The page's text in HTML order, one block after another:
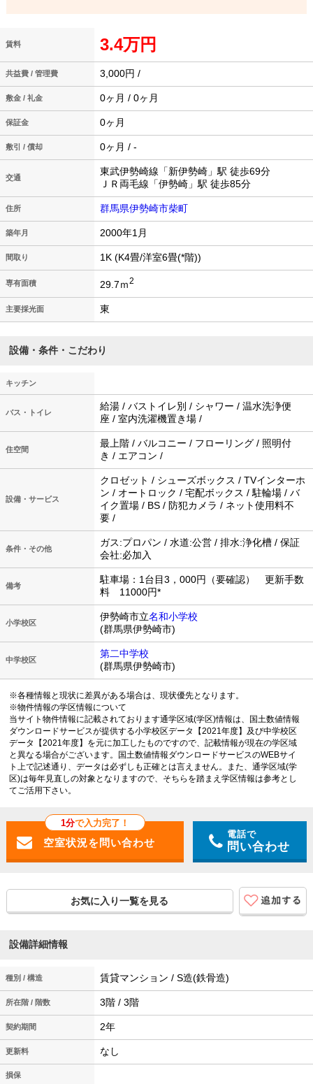
賃料 3.4万円
共益費 / 管理費 3,000円 /
敷金 / 礼金 0ヶ月 / 0ヶ月
保証金 0ヶ月
敷引 / 償却 0ヶ月 / -
交通
東武伊勢崎線「新伊勢崎」駅 徒歩69分
ＪＲ両毛線「伊勢崎」駅 徒歩85分
住所 群馬県伊勢崎市柴町
築年月 2000年1月
間取り 1K (K4畳/洋室6畳(*階))
専有面積 29.7ｍ2
主要採光面 東
設備・条件・こだわり
キッチン
バス・トイレ
給湯 / バストイレ別 / シャワー / 温水洗浄便
座 / 室内洗濯機置き場 /
住空間
最上階 / バルコニー / フローリング / 照明付
き / エアコン /
設備・サービス
クロゼット / シューズボックス / TVインターホ
ン / オートロック / 宅配ボックス / 駐輪場 / バ
イク置場 / BS / 防犯カメラ / ネット使用料不
要 /
条件・その他
ガス:プロパン / 水道:公営 / 排水:浄化槽 / 保証
会社:必加入
備考
駐車場：1台目3，000円（要確認） 更新手数
料 11000円*
小学校区
伊勢崎市立名和小学校
(群馬県伊勢崎市)
中学校区
第二中学校
(群馬県伊勢崎市)
※各種情報と現状に差異がある場合は、現状優先となります。
※物件情報の学区情報について
当サイト物件情報に記載されております通学区域(学区)情報は、国土数値情報
ダウンロードサービスが提供する小学校区データ【2021年度】及び中学校区
データ【2021年度】を元に加工したものですので、記載情報が現在の学区域
と異なる場合がございます。国土数値情報ダウンロードサービスのWEBサイ
ト上で記述通り、データは必ずしも正確とは言えません。また、通学区域(学
区)は毎年見直しの対象となりますので、そちらを踏まえ学区情報は参考とし
てご活用下さい。
1分で入力完了！
電話で
問い合わせ
お気に入り一覧を見る
設備詳細情報
種別 / 構造 賃貸マンション / S造(鉄骨造)
所在階 / 階数 3階 / 3階
契約期間 2年
更新料 なし
損保